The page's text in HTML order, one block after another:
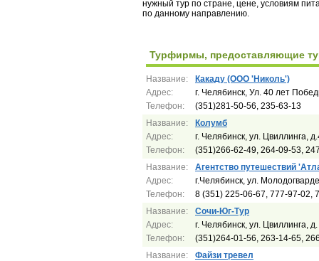
нужный тур по стране, цене, условиям
по данному направлению.
Турфирмы, предоставляющие
Название:
Адрес:
Телефон:
Какаду (ООО 'Николь')
г. Челябинск, Ул. 40 лет
(351)281-50-56, 235-63-13
Название:
Адрес:
Телефон:
Колумб
г. Челябинск, ул. Цвиллинга,
(351)266-62-49, 264-09-53,
Название:
Адрес:
Телефон:
Агентство путешествий
г.Челябинск, ул.
8 (351) 225-06-67, 777-97-02,
Название:
Адрес:
Телефон:
Сочи-Юг-Тур
г. Челябинск, ул. Цвиллинга,
(351)264-01-56, 263-14-65,
Название:
Файзи тревел